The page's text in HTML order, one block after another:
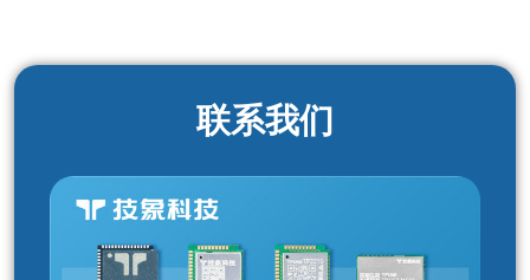
联系我们